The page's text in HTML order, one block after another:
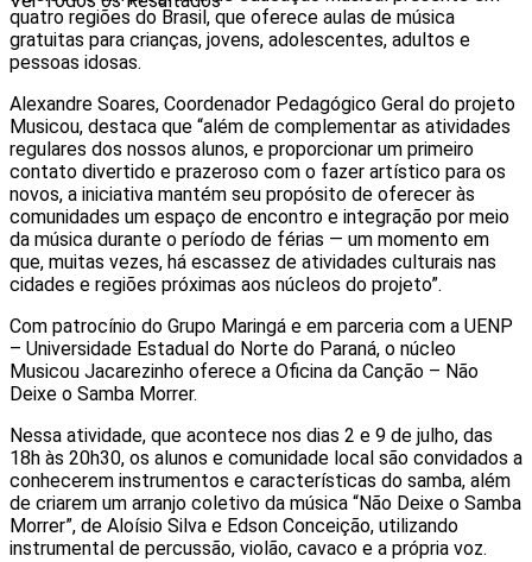
quatro regiões do Brasil, que oferece aulas de música
gratuitas para crianças, jovens, adolescentes, adultos e
pessoas idosas.
Alexandre Soares, Coordenador Pedagógico Geral do projeto
Musicou, destaca que “além de complementar as atividades
regulares dos nossos alunos, e proporcionar um primeiro
contato divertido e prazeroso com o fazer artístico para os
novos, a iniciativa mantém seu propósito de oferecer às
comunidades um espaço de encontro e integração por meio
da música durante o período de férias — um momento em
que, muitas vezes, há escassez de atividades culturais nas
cidades e regiões próximas aos núcleos do projeto”.
Com patrocínio do Grupo Maringá e em parceria com a UENP
– Universidade Estadual do Norte do Paraná, o núcleo
Musicou Jacarezinho oferece a Oficina da Canção – Não
Deixe o Samba Morrer.
Nessa atividade, que acontece nos dias 2 e 9 de julho, das
18h às 20h30, os alunos e comunidade local são convidados a
conhecerem instrumentos e características do samba, além
de criarem um arranjo coletivo da música “Não Deixe o Samba
Morrer”, de Aloísio Silva e Edson Conceição, utilizando
instrumental de percussão, violão, cavaco e a própria voz.